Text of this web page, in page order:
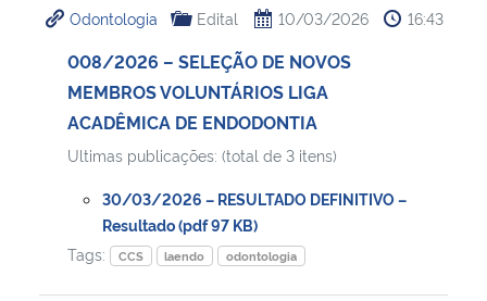
Ministério da Cidadania
Ministério de Minas e Energia
Ministério da Ciência, Tecnologia, Inovações e Comunicações
Ministério do Meio Ambiente
Odontologia Edital 10/03/2026 16:43
008/2026 – SELEÇÃO DE NOVOS
MEMBROS VOLUNTÁRIOS LIGA
ACADÊMICA DE ENDODONTIA
Ultimas publicações: (total de 3 itens)
30/03/2026 – RESULTADO DEFINITIVO –
Resultado (pdf 97 KB)
Tags:
CCS laendo odontologia